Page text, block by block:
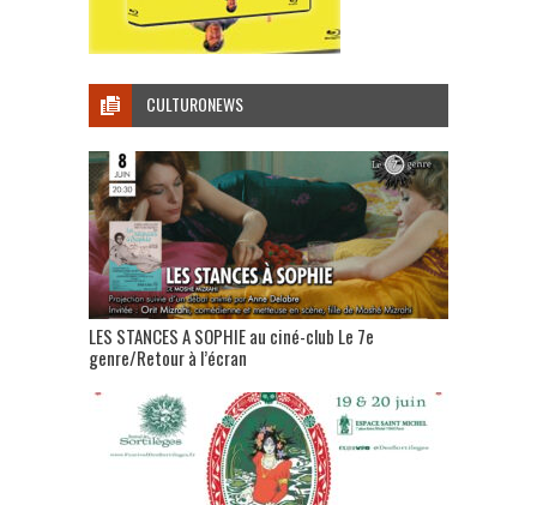
CULTURONEWS
LES STANCES A SOPHIE au ciné-club Le 7e
genre/Retour à l’écran